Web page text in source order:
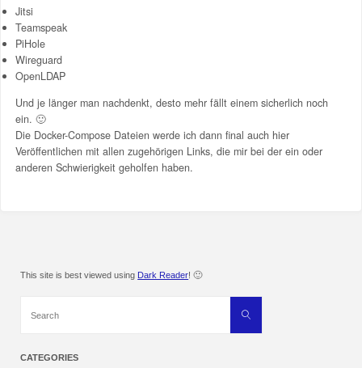
Jitsi
Teamspeak
PiHole
Wireguard
OpenLDAP
Und je länger man nachdenkt, desto mehr fällt einem sicherlich noch
ein. 🙂
Die Docker-Compose Dateien werde ich dann final auch hier
Veröffentlichen mit allen zugehörigen Links, die mir bei der ein oder
anderen Schwierigkeit geholfen haben.
This site is best viewed using Dark Reader! 🙂
Search
CATEGORIES